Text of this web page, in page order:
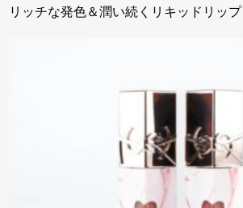
リッチな発色＆潤い続くリキッドリップ